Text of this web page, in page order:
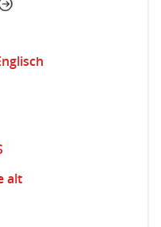
alt